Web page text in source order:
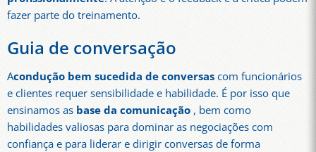
fazer parte do treinamento.
Guia de conversação
Acondução bem sucedida de conversascom funcionários
e clientes requer sensibilidade e habilidade. É por isso que
ensinamos as base da comunicação , bem como
habilidades valiosas para dominar as negociações com
confiança e para liderar e dirigir conversas de forma